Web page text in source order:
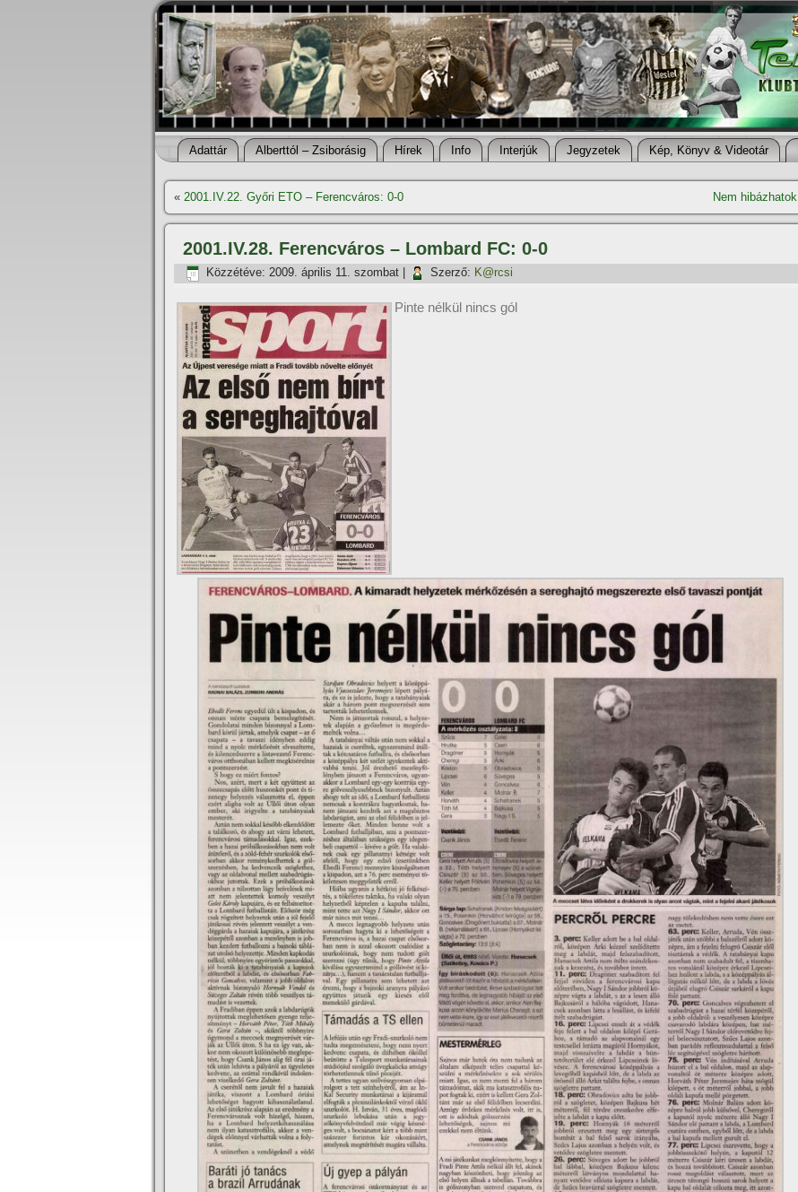
Adattár Alberttól – Zsiborásig Hí­rek Info Interjúk Jegyzetek Kép, Könyv & Videotár
« 2001.IV.22. Győri ETO – Ferencváros: 0-0 Nem hibázhatok
2001.IV.28. Ferencváros – Lombard FC: 0-0
Közzétéve: 2009. április 11. szombat Szerző: K@rcsi
Pinte nélkül nincs gól